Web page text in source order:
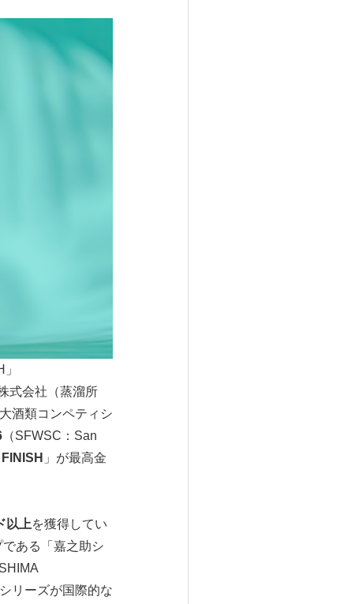
式会社（蒸溜所
酒類コンペティシ
（SFWSC：San
」が最高金
以上を獲得してい
ある「嘉之助シ
リーズが国際的な